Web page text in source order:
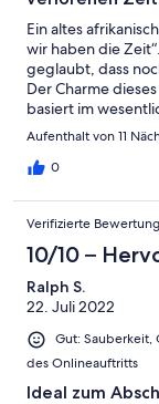
Ein altes
wir haben die
geglaubt, dass
Der Charme
basiert im
unglaublichen und
vermittelt,
von Jan und Ihr
Mitbewohnern. Wir
gegangen.
voller
Pauschaltouristen,
Hot Spots des
bleibt fern von
die uns folgen
darf man sein“.
Aufenthalt von 11
0
Verifizierte Bewertung
10/10 –
Ralph S.
22. Juli 2022
Gut: Sauberkeit,
des Onlineauftritts
Ideal zum